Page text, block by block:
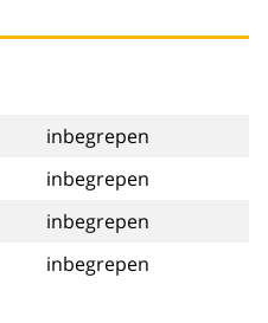
inbegrepen
inbegrepen
inbegrepen
inbegrepen